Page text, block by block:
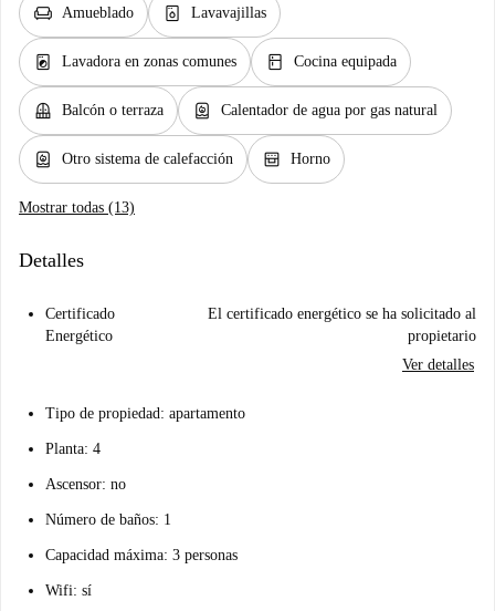
chair Amueblado dishwasher_gen Lavavajillas
local_laundry_service Lavadora en zonas comunes kitchen Cocina equipada
balcony Balcón o terraza water_heater Calentador de agua por gas natural
water_heater Otro sistema de calefacción oven_gen Horno
Mostrar todas (13)
Detalles
Certificado
Energético
El certificado energético se ha solicitado al
propietario
Ver detalles
Tipo de propiedad: apartamento
Planta: 4
Ascensor: no
Número de baños: 1
Capacidad máxima: 3 personas
Wifi: sí